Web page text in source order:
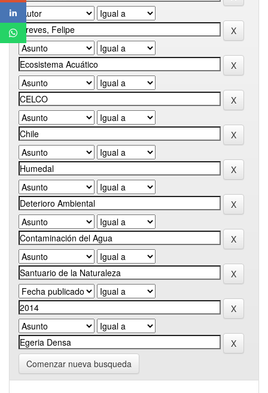
Comenzar nueva busqueda